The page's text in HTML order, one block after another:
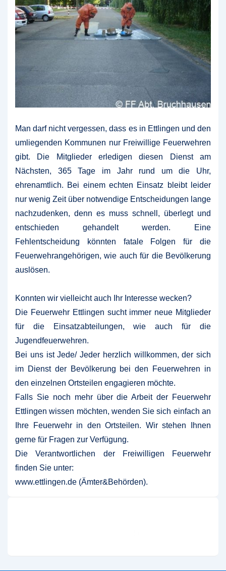
Man darf nicht vergessen, dass es in Ettlingen und den
umliegenden Kommunen nur Freiwillige Feuerwehren
gibt. Die Mitglieder erledigen diesen Dienst am
Nächsten, 365 Tage im Jahr rund um die Uhr,
ehrenamtlich. Bei einem echten Einsatz bleibt leider
nur wenig Zeit über notwendige Entscheidungen lange
nachzudenken, denn es muss schnell, überlegt und
entschieden gehandelt werden. Eine
Fehlentscheidung könnten fatale Folgen für die
Feuerwehrangehörigen, wie auch für die Bevölkerung
auslösen.
Konnten wir vielleicht auch Ihr Interesse wecken?
Die Feuerwehr Ettlingen sucht immer neue Mitglieder
für die Einsatzabteilungen, wie auch für die
Jugendfeuerwehren.
Bei uns ist Jede/ Jeder herzlich willkommen, der sich
im Dienst der Bevölkerung bei den Feuerwehren in
den einzelnen Ortsteilen engagieren möchte.
Falls Sie noch mehr über die Arbeit der Feuerwehr
Ettlingen wissen möchten, wenden Sie sich einfach an
Ihre Feuerwehr in den Ortsteilen. Wir stehen Ihnen
gerne für Fragen zur Verfügung.
Die Verantwortlichen der Freiwilligen Feuerwehr
finden Sie unter:
www.ettlingen.de (Ämter&Behörden).